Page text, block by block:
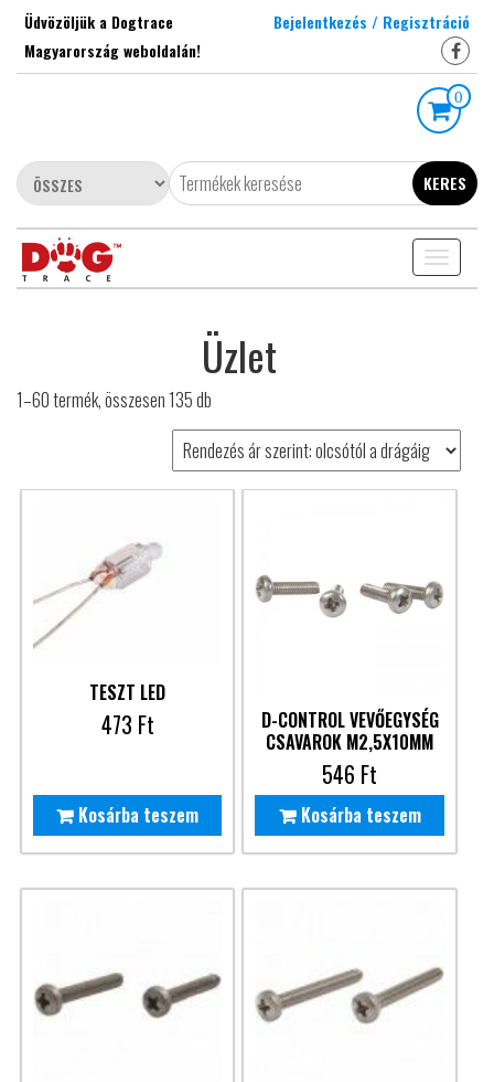
Üdvözöljük a Dogtrace
Magyarország weboldalán!
Bejelentkezés / Regisztráció
0
KERES
Toggle
Üzlet
1–60 termék, összesen 135 db
TESZT LED
473 Ft
Kosárba teszem
D-CONTROL VEVŐEGYSÉG
CSAVAROK M2,5X10MM
546 Ft
Kosárba teszem